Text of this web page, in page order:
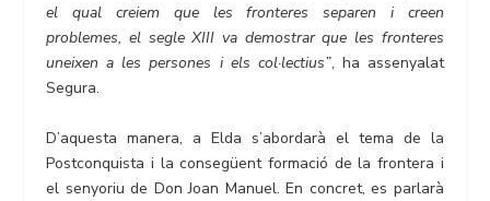
el qual creiem que les fronteres separen i creen
problemes, el segle XIII va demostrar que les fronteres
uneixen a les persones i els col·lectius”, ha assenyalat
Segura.
D’aquesta manera, a Elda s’abordarà el tema de la
Postconquista i la consegüent formació de la frontera i
el senyoriu de Don Joan Manuel. En concret, es parlarà